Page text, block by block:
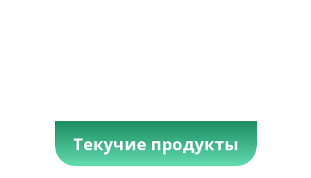
Текучие продукты